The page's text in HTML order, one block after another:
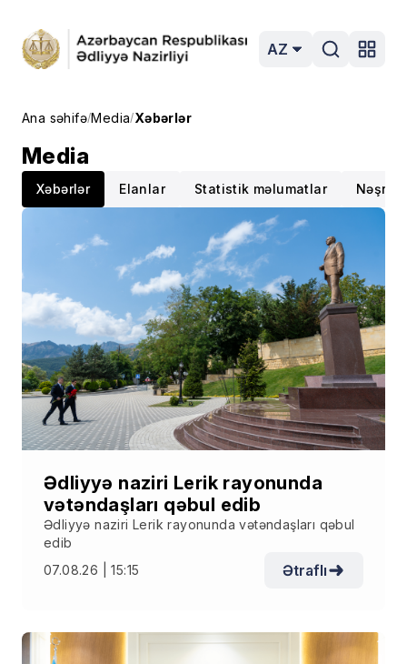
AZ
Ana səhifə/Media/Xəbərlər
Media
Xəbərlər Elanlar Statistik məlumatlar Nəşrlər
Ədliyyə naziri Lerik rayonunda
vətəndaşları qəbul edib
Ədliyyə naziri Lerik rayonunda vətəndaşları qəbul
edib
07.08.26 | 15:15
Ətraflı